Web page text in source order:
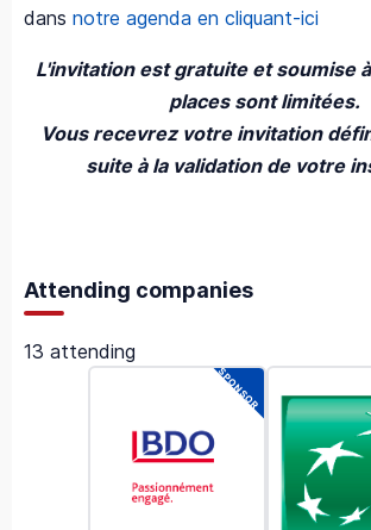
dans notre agenda en cliquant-ici
L'invitation est gratuite et soumise
places sont limitées.
Vous recevrez votre invitation
suite à la validation de votre
Attending companies
13 attending